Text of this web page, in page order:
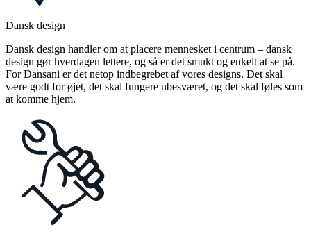
Dansk design
Dansk design handler om at placere mennesket i centrum – dansk
design gør hverdagen lettere, og så er det smukt og enkelt at se på.
For Dansani er det netop indbegrebet af vores designs. Det skal
være godt for øjet, det skal fungere ubesværet, og det skal føles som
at komme hjem.